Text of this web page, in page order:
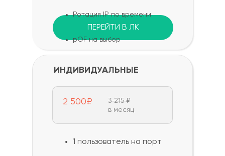
ИНДИВИДУАЛЬНЫЕ
ПЕРЕЙТИ В ЛК
Ротация IP по времени
pOF на выбор
1 пользователь на порт
2 500₽
3 215 ₽
в месяц